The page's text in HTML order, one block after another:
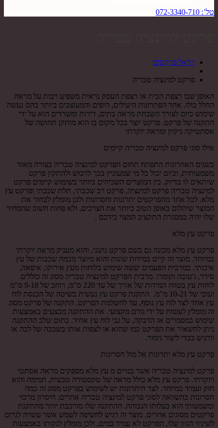
טל’: 072-3340-710
רויאל פרקטים
פרקט למינציה טבריה
האופן שבו רצפת הבית או רצפת העסק נראית משפיע רבות על מראה
החלל כולו. אחד הפתרונות היעילים, היפים והמעוצבים ביותר בהם נעשה
שימוש כיום לצורך השבחת מראה בתים, דירות ומשרדים הוא על ידי
התקנה של פרקט. פרקט יוצר בכל מקום בו הוא מותקן תחושה של
אסתטיקה ניקיון ומראה יוקרתי
אילו סוגי פרקט למינציה טבריה קיימים
בשנים האחרונות התפתח תחום הפרקט למינציה טבריה בצורה מאוד
משמעותית, וכיום יכול כל מי שמעוניין בכך לרכוש ולהתקין פרקט
שיתאים לו בדיוק. בין המוצרים השכיחים ביותר בשימוש קיימים פרקט
למינציה טבריה פרקט למינציה, פרקט רב שכבתי, תלת שכבתי ופרקט עץ
מלא. לכל אחד מהפרקטים יתרונות וחסרונות ולכן מומלץ לבחור את
המוצר שיהלום באופן הטוב ביותר את הצרכים, ולא פחות חשוב שהמחיר
שלו יהיה במסגרת התקציב המצוי בידכם .
פרקט עץ מלא
פרקט עץ מלא מכונה גם בשם פרקט גושני, והוא מעניק מראה יוקרתי
במיוחד. מוצר זה קיים במידות שונות והוא מיוצר מכמה שכבות של עץ
איכותי. במרבית הפעמים יעשה שימוש בלוחות מעץ אירוקו, איפאה,
סידר, ג'טובה וקומרו. מרבית הפרקט למינציה טבריה מסוג זה כוללים
לוחות עץ בטווח המידות של אורך של עד 220 ס"מ, רוחב של 9-18 ס"מ
ועובי של 10-21 מ"מ. התקנת פרקט עץ נעשית בשיטה של הכנסת לוח
עץ אחד לצד לוח עץ נוסף, עד להשלמת הפרקט. התקנה של פרקט מסוג
זה מומלץ לעשות על ידי גורם מקצועי. את ההתקנה מבצעים באמצעות
שימוש במסמרים או הדבקה, על גבי לוח עץ אחיד. בתום שלב ההתקנה
ניתן להשאיר את הפרקט כמו שהוא או לצפות אותו בשכבה של לכה או
וורניש בכדי ליצור גימור.
פרקט עץ מלא יתרונות אל מול חסרונות
פרקט למינציה טבריה אשר בנויים מ עץ מלא מספקים מראה אסתטי
ויוקרתי. פרקט עץ מלא כולל מראה של טקסטורה טבעית, חמימה והוא
חזק ועמיד במיוחד. לצד היתרונות יש לשימוש בפרקט מסוג זה כמה
חסרונות בהשוואה לסוגי פרקט למינציה טבריה אחרים: חיסרון מרכזי
ומשמעותי הוא בעלותו הגבוהה. ההתקנה שלו מורכבת יותר מהתקנת
פרקטים מסוגים אחרים. מוצר זה רגיש לחשיפה לשמש אשר עשויה לגרום
לשיניוי הגוון שלו, הפרקט לא עמיד במים, ולכן מומלץ לנקותו באמצעות